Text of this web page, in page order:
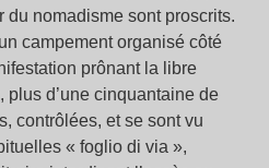
du nomadisme sont proscrits.
campement organisé côté
prônant la libre
d’une cinquantaine de
contrôlées, et se sont vu
« foglio di via »,